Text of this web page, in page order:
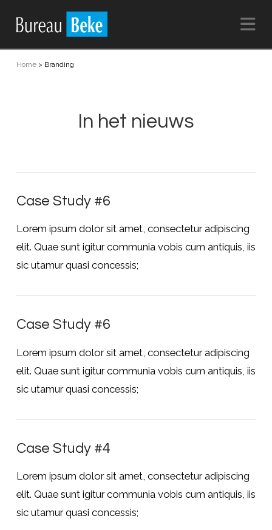
Home> Branding
In het nieuws
Case Study #6
Lorem ipsum dolor sit amet, consectetur adipiscing
elit. Quae sunt igitur communia vobis cum antiquis, iis
sic utamur quasi concessis;
Case Study #6
Lorem ipsum dolor sit amet, consectetur adipiscing
elit. Quae sunt igitur communia vobis cum antiquis, iis
sic utamur quasi concessis;
Case Study #4
Lorem ipsum dolor sit amet, consectetur adipiscing
elit. Quae sunt igitur communia vobis cum antiquis, iis
sic utamur quasi concessis;